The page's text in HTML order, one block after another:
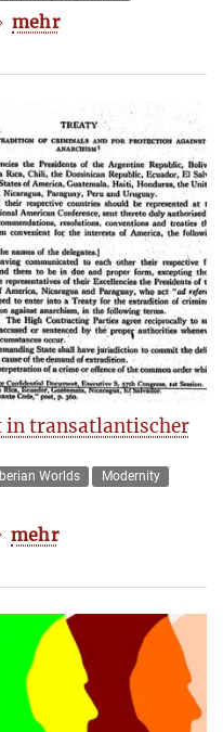
mehr
in transatlantischer
Iberian Worlds
Modernity
mehr